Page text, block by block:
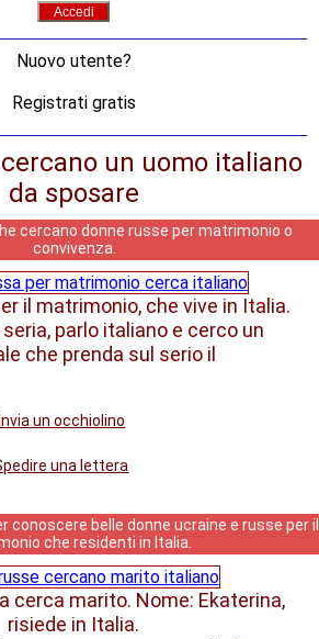
Nuovo utente?
Registrati gratis
un uomo italiano
da sposare
cercano donne russe per matrimonio o
convivenza.
il matrimonio, che vive in Italia.
parlo italiano e cerco un
che prenda sul serio il
Invia un occhiolino
una lettera
conoscere belle donne ucraine e russe per il
che residenti in Italia.
cerca marito. Nome: Ekaterina,
risiede in Italia.